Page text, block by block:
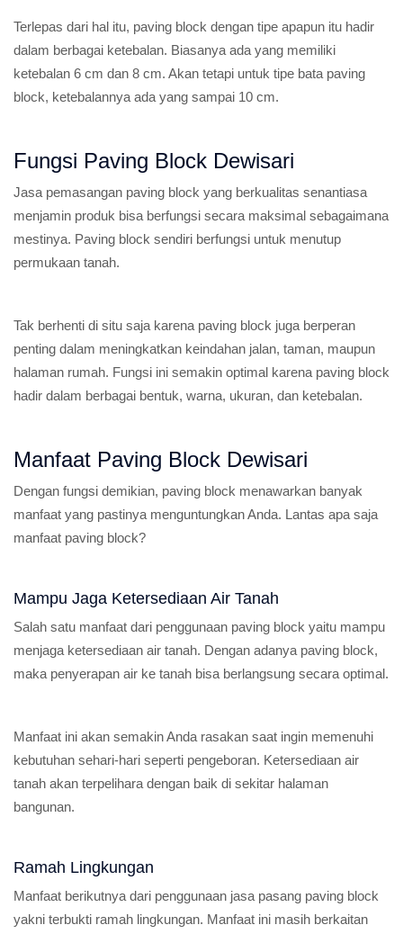
Terlepas dari hal itu, paving block dengan tipe apapun itu hadir
dalam berbagai ketebalan. Biasanya ada yang memiliki
ketebalan 6 cm dan 8 cm. Akan tetapi untuk tipe bata paving
block, ketebalannya ada yang sampai 10 cm.
Fungsi Paving Block Dewisari
Jasa pemasangan paving block yang berkualitas senantiasa
menjamin produk bisa berfungsi secara maksimal sebagaimana
mestinya. Paving block sendiri berfungsi untuk menutup
permukaan tanah.
Tak berhenti di situ saja karena paving block juga berperan
penting dalam meningkatkan keindahan jalan, taman, maupun
halaman rumah. Fungsi ini semakin optimal karena paving block
hadir dalam berbagai bentuk, warna, ukuran, dan ketebalan.
Manfaat Paving Block Dewisari
Dengan fungsi demikian, paving block menawarkan banyak
manfaat yang pastinya menguntungkan Anda. Lantas apa saja
manfaat paving block?
Mampu Jaga Ketersediaan Air Tanah
Salah satu manfaat dari penggunaan paving block yaitu mampu
menjaga ketersediaan air tanah. Dengan adanya paving block,
maka penyerapan air ke tanah bisa berlangsung secara optimal.
Manfaat ini akan semakin Anda rasakan saat ingin memenuhi
kebutuhan sehari-hari seperti pengeboran. Ketersediaan air
tanah akan terpelihara dengan baik di sekitar halaman
bangunan.
Ramah Lingkungan
Manfaat berikutnya dari penggunaan jasa pasang paving block
yakni terbukti ramah lingkungan. Manfaat ini masih berkaitan